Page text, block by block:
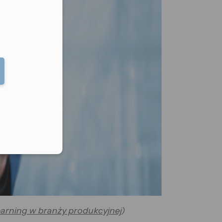
w branży produkcyjnej)
call
w formacie E164